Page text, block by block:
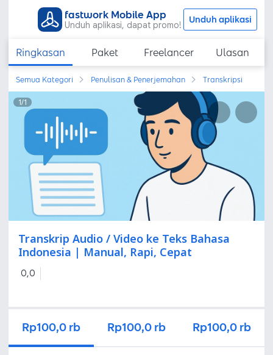
fastwork Mobile App
Unduh aplikasi, dapat promo! Unduh aplikasi
Ringkasan Paket Freelancer Ulasan
Semua Kategori Penulisan & Penerjemahan Transkripsi
1/1
Transkrip Audio / Video ke Teks Bahasa
Indonesia | Manual, Rapi, Cepat
0,0
Rp100,0 rb Rp100,0 rb Rp100,0 rb